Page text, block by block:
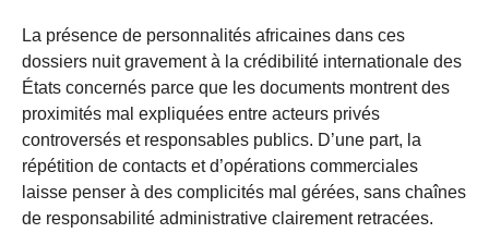
La présence de personnalités africaines dans ces
dossiers nuit gravement à la crédibilité internationale des
États concernés parce que les documents montrent des
proximités mal expliquées entre acteurs privés
controversés et responsables publics. D’une part, la
répétition de contacts et d’opérations commerciales
laisse penser à des complicités mal gérées, sans chaînes
de responsabilité administrative clairement retracées.